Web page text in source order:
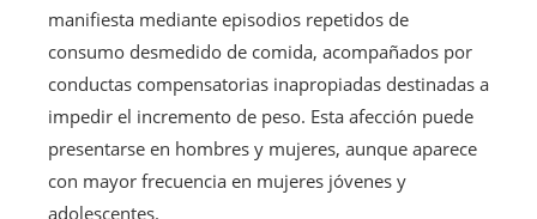
manifiesta mediante episodios repetidos de
consumo desmedido de comida, acompañados por
conductas compensatorias inapropiadas destinadas a
impedir el incremento de peso. Esta afección puede
presentarse en hombres y mujeres, aunque aparece
con mayor frecuencia en mujeres jóvenes y
adolescentes.